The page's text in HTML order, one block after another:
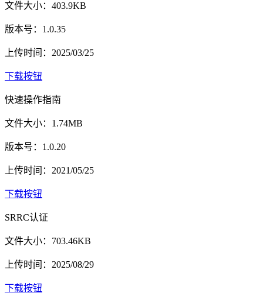
文件大小：403.9KB
版本号：1.0.35
上传时间：2025/03/25
下载按钮
快速操作指南
文件大小：1.74MB
版本号：1.0.20
上传时间：2021/05/25
下载按钮
SRRC认证
文件大小：703.46KB
上传时间：2025/08/29
下载按钮